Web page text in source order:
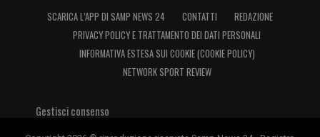
SCARICA L’APP DI SAMP NEWS 24 CONTATTI
REDAZIONE
PRIVACY POLICY E TRATTAMENTO DEI DATI PERSONALI
INFORMATIVA ESTESA SUI COOKIE (COOKIE POLICY)
NETWORK SPORT REVIEW
Gestisci consenso